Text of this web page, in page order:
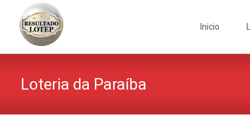
Inicio
Loteria da Paraíba